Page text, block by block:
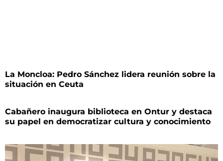
La Moncloa: Pedro Sánchez lidera reunión sobre la
situación en Ceuta
Cabañero inaugura biblioteca en Ontur y destaca
su papel en democratizar cultura y conocimiento